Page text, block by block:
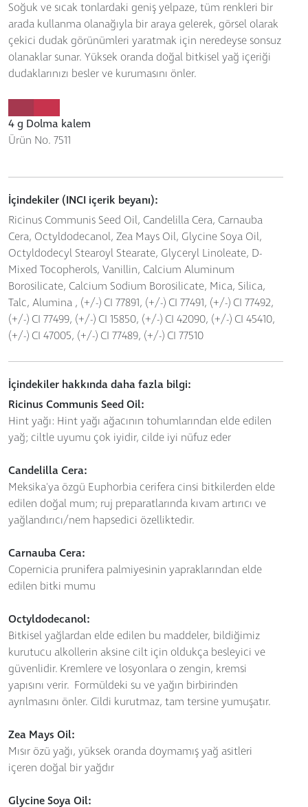
Soğuk ve sıcak tonlardaki geniş yelpaze, tüm renkleri bir
arada kullanma olanağıyla bir araya gelerek, görsel olarak
çekici dudak görünümleri yaratmak için neredeyse sonsuz
olanaklar sunar. Yüksek oranda doğal bitkisel yağ içeriği
dudaklarınızı besler ve kurumasını önler.
4 g Dolma kalem
Ürün No. 7511
İçindekiler (INCI içerik beyanı):
Ricinus Communis Seed Oil, Candelilla Cera, Carnauba
Cera, Octyldodecanol, Zea Mays Oil, Glycine Soya Oil,
Octyldodecyl Stearoyl Stearate, Glyceryl Linoleate, D-
Mixed Tocopherols, Vanillin, Calcium Aluminum
Borosilicate, Calcium Sodium Borosilicate, Mica, Silica,
Talc, Alumina , (+/-) CI 77891, (+/-) CI 77491, (+/-) CI 77492,
(+/-) CI 77499, (+/-) CI 15850, (+/-) CI 42090, (+/-) CI 45410,
(+/-) CI 47005, (+/-) CI 77489, (+/-) CI 77510
İçindekiler hakkında daha fazla bilgi:
Ricinus Communis Seed Oil:
Hint yağı: Hint yağı ağacının tohumlarından elde edilen
yağ; ciltle uyumu çok iyidir, cilde iyi nüfuz eder
Candelilla Cera:
Meksika'ya özgü Euphorbia cerifera cinsi bitkilerden elde
edilen doğal mum; ruj preparatlarında kıvam artırıcı ve
yağlandırıcı/nem hapsedici özelliktedir.
Carnauba Cera:
Copernicia prunifera palmiyesinin yapraklarından elde
edilen bitki mumu
Octyldodecanol:
Bitkisel yağlardan elde edilen bu maddeler, bildiğimiz
kurutucu alkollerin aksine cilt için oldukça besleyici ve
güvenlidir. Kremlere ve losyonlara o zengin, kremsi
yapısını verir. Formüldeki su ve yağın birbirinden
ayrılmasını önler. Cildi kurutmaz, tam tersine yumuşatır.
Zea Mays Oil:
Mısır özü yağı, yüksek oranda doymamış yağ asitleri
içeren doğal bir yağdır
Glycine Soya Oil: